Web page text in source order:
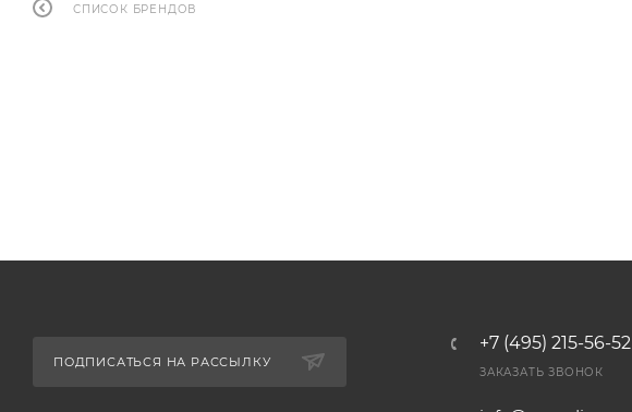
СПИСОК БРЕНДОВ
ПОДПИСАТЬСЯ НА РАССЫЛКУ
+7 (495) 215-56-52
ЗАКАЗАТЬ ЗВОНОК